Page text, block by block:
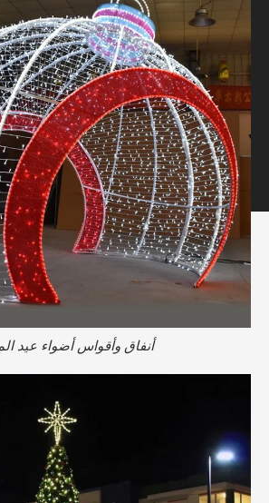
أنفاق وأقواس أضواء عيد الميلاد